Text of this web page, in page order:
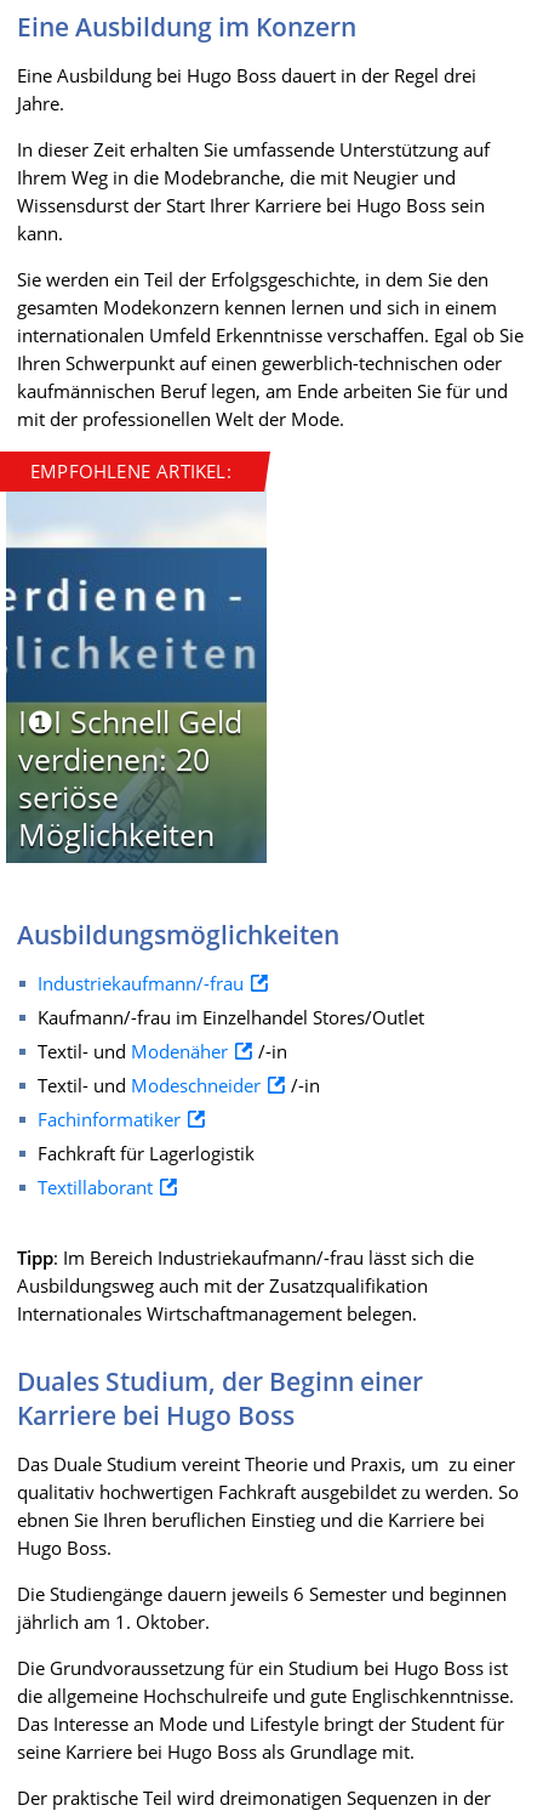
Eine Ausbildung im Konzern
Eine Ausbildung bei Hugo Boss dauert in der Regel drei
Jahre.
In dieser Zeit erhalten Sie umfassende Unterstützung auf
Ihrem Weg in die Modebranche, die mit Neugier und
Wissensdurst der Start Ihrer Karriere bei Hugo Boss sein
kann.
Sie werden ein Teil der Erfolgsgeschichte, in dem Sie den
gesamten Modekonzern kennen lernen und sich in einem
internationalen Umfeld Erkenntnisse verschaffen. Egal ob Sie
Ihren Schwerpunkt auf einen gewerblich-technischen oder
kaufmännischen Beruf legen, am Ende arbeiten Sie für und
mit der professionellen Welt der Mode.
EMPFOHLENE ARTIKEL:
I❶I Schnell Geld
verdienen: 20
seriöse
Möglichkeiten
Ausbildungsmöglichkeiten
Industriekaufmann/-frau
Kaufmann/-frau im Einzelhandel Stores/Outlet
Textil- und Modenäher
/-in
Textil- und Modeschneider
/-in
Fachinformatiker
Fachkraft für Lagerlogistik
Textillaborant
Tipp: Im Bereich Industriekaufmann/-frau lässt sich die
Ausbildungsweg auch mit der Zusatzqualifikation
Internationales Wirtschaftmanagement belegen.
Duales Studium, der Beginn einer
Karriere bei Hugo Boss
Das Duale Studium vereint Theorie und Praxis, um zu einer
qualitativ hochwertigen Fachkraft ausgebildet zu werden. So
ebnen Sie Ihren beruflichen Einstieg und die Karriere bei
Hugo Boss.
Die Studiengänge dauern jeweils 6 Semester und beginnen
jährlich am 1. Oktober.
Die Grundvoraussetzung für ein Studium bei Hugo Boss ist
die allgemeine Hochschulreife und gute Englischkenntnisse.
Das Interesse an Mode und Lifestyle bringt der Student für
seine Karriere bei Hugo Boss als Grundlage mit.
Der praktische Teil wird dreimonatigen Sequenzen in der